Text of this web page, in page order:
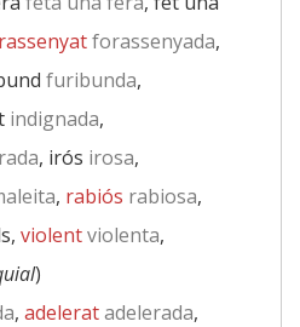
forassenyada,
furibunda,
indignada,
, irós irosa,
, rabiós rabiosa,
violentviolenta,
)
, adeleratadelerada,